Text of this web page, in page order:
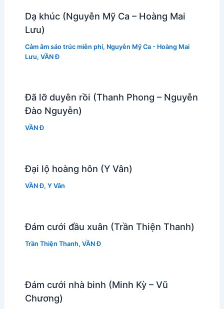
Dạ khúc (Nguyễn Mỹ Ca – Hoàng Mai
Lưu)
Cảm âm sáo trúc miễn phí, Nguyễn Mỹ Ca - Hoàng Mai
Lưu, VẦN Đ
Đã lỡ duyên rồi (Thanh Phong – Nguyễn
Đào Nguyễn)
VẦN Đ
Đại lộ hoàng hôn (Y Vân)
VẦN Đ, Y Vân
Đám cưới đầu xuân (Trần Thiện Thanh)
Trần Thiện Thanh, VẦN Đ
Đám cưới nhà binh (Minh Kỳ – Vũ
Chương)